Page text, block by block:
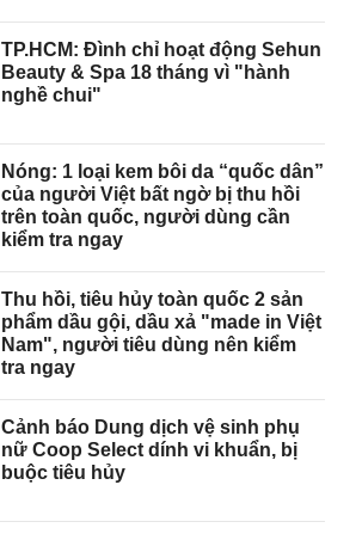
TP.HCM: Đình chỉ hoạt động Sehun
Beauty & Spa 18 tháng vì "hành
nghề chui"
Nóng: 1 loại kem bôi da “quốc dân”
của người Việt bất ngờ bị thu hồi
trên toàn quốc, người dùng cần
kiểm tra ngay
Thu hồi, tiêu hủy toàn quốc 2 sản
phẩm dầu gội, dầu xả "made in Việt
Nam", người tiêu dùng nên kiểm
tra ngay
Cảnh báo Dung dịch vệ sinh phụ
nữ Coop Select dính vi khuẩn, bị
buộc tiêu hủy